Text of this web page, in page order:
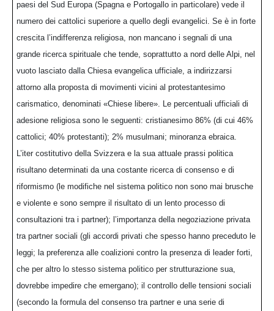
paesi del Sud Europa (Spagna e Portogallo in particolare) vede il
numero dei cattolici superiore a quello degli evangelici. Se è in forte
crescita l’indifferenza religiosa, non mancano i segnali di una
grande ricerca spirituale che tende, soprattutto a nord delle Alpi, nel
vuoto lasciato dalla Chiesa evangelica ufficiale, a indirizzarsi
attorno alla proposta di movimenti vicini al protestantesimo
carismatico, denominati «Chiese libere». Le percentuali ufficiali di
adesione religiosa sono le seguenti: cristianesimo 86% (di cui 46%
cattolici; 40% protestanti); 2% musulmani; minoranza ebraica.
L’iter costitutivo della Svizzera e la sua attuale prassi politica
risultano determinati da una costante ricerca di consenso e di
riformismo (le modifiche nel sistema politico non sono mai brusche
e violente e sono sempre il risultato di un lento processo di
consultazioni tra i partner); l’importanza della negoziazione privata
tra partner sociali (gli accordi privati che spesso hanno preceduto le
leggi; la preferenza alle coalizioni contro la presenza di leader forti,
che per altro lo stesso sistema politico per strutturazione sua,
dovrebbe impedire che emergano); il controllo delle tensioni sociali
(secondo la formula del consenso tra partner e una serie di